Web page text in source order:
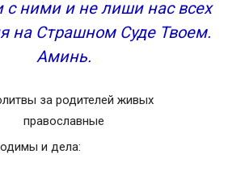
с ними и не лиши нас всех
на Страшном Суде Твоем.
Аминь.
и дела: